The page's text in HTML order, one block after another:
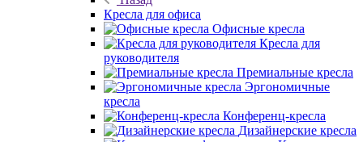
Кресла для офиса
Офисные кресла
Кресла для
руководителя
Премиальные кресла
Эргономичные
кресла
Конференц-кресла
Дизайнерские кресла